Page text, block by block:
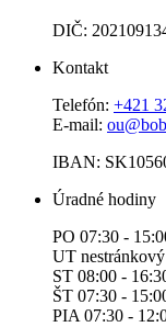
DIČ:
Kontakt
Telefón: +421
E-mail:
IBAN:
Úradné hodiny
PO 07:30 -
UT
ST 08:00 -
ŠT 07:30 -
PIA 07:30 -